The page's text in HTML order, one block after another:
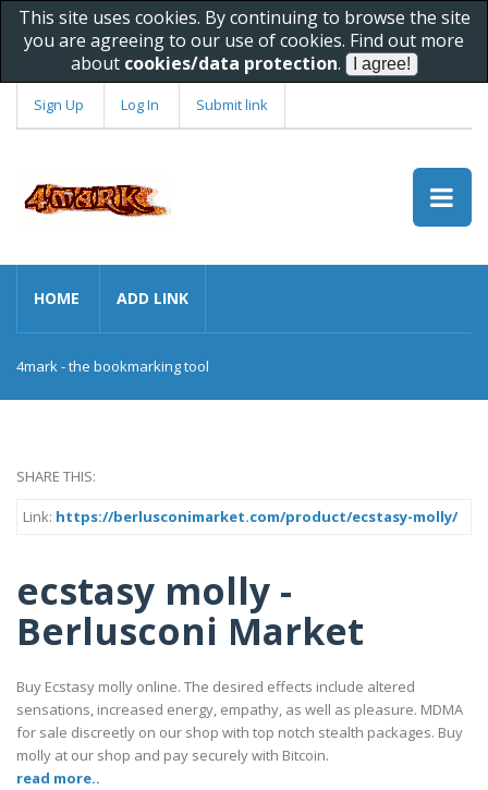
This site uses cookies. By continuing to browse the site
you are agreeing to our use of cookies. Find out more
about cookies/data protection.
Sign Up Log In Submit link
HOME ADD LINK
4mark - the bookmarking tool
SHARE THIS:
Link: https://berlusconimarket.com/product/ecstasy-molly/
ecstasy molly -
Berlusconi Market
Buy Ecstasy molly online. The desired effects include altered
sensations, increased energy, empathy, as well as pleasure. MDMA
for sale discreetly on our shop with top notch stealth packages. Buy
molly at our shop and pay securely with Bitcoin.
read more..